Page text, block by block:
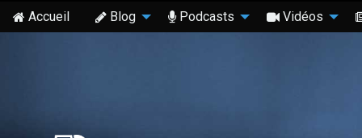
Accueil Blog Podcasts Vidéos